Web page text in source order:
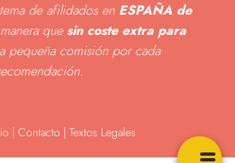
de afilidados en ESPAÑA de
que sin coste extra para
pequeña comisión por cada
| Contacto | Textos Legales